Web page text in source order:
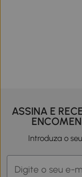
ASSINA E
Introduza o